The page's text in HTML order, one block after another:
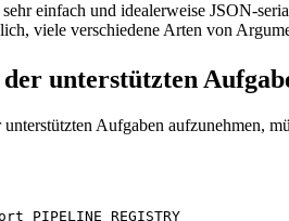
einfach und idealerweise JSON-
viele verschiedene Arten von
unterstützten
Aufgaben aufzunehmen,
PIPELINE_REGISTRY